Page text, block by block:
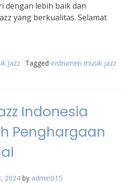
dengan lebih baik dan
yang berkualitas. Selamat
Jazz Tagged instrumen musik jazz
Indonesia
Penghargaan
2024 by admin915